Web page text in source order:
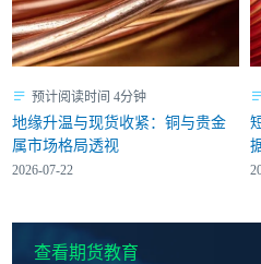
预计阅读时间 4分钟
地缘升温与现货收紧：铜与贵金
属市场格局透视
2026-07-22
查看期货教育